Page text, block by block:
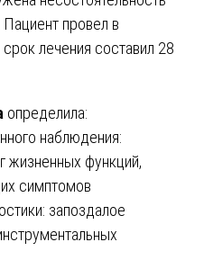
Пациент провел в
лечения составил 28
определила:
наблюдения:
жизненных функций,
симптомов
запоздалое